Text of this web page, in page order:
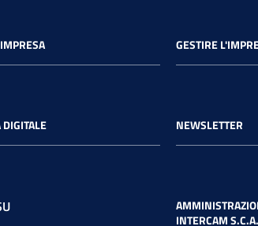
GESTIRE
NEWSLETTER
INTERCAM